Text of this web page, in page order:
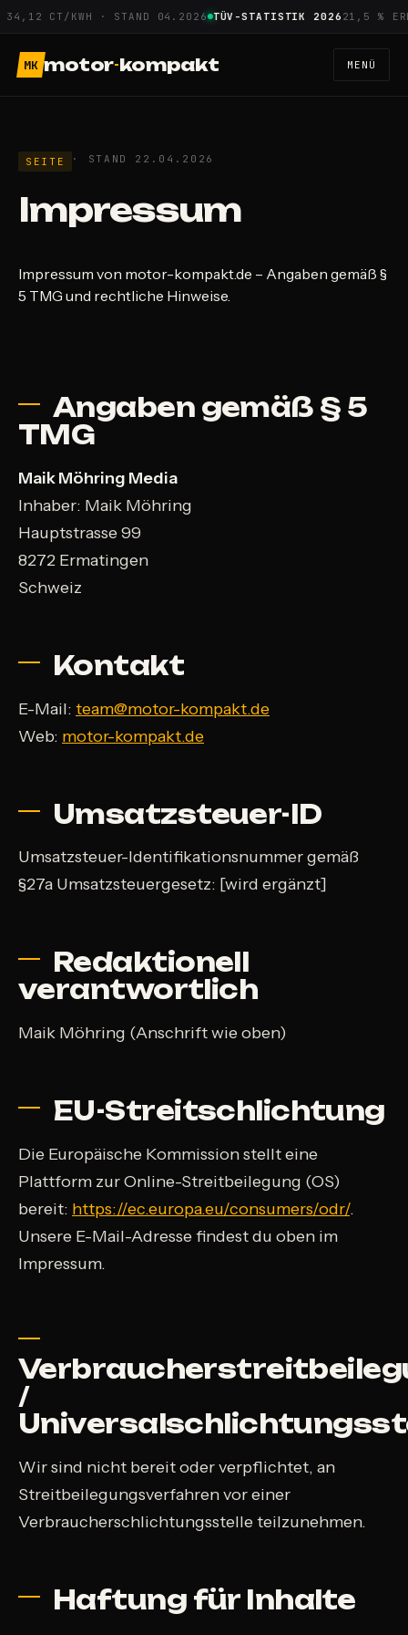
Zum
Inhalt
springen
CT/KWH · STAND 04.2026 TÜV-STATISTIK 202621,5 %
MK motor-kompakt MENÜ
SEITE · STAND 22.04.2026
Impressum
Impressum von motor-kompakt.de – Angaben gemäß §
5 TMG und rechtliche Hinweise.
Angaben gemäß § 5
TMG
Maik Möhring Media
Inhaber: Maik Möhring
Hauptstrasse 99
8272 Ermatingen
Schweiz
Kontakt
E-Mail: team@motor-kompakt.de
Web: motor-kompakt.de
Umsatzsteuer-ID
Umsatzsteuer-Identifikationsnummer gemäß
§27a Umsatzsteuergesetz: [wird ergänzt]
Redaktionell
verantwortlich
Maik Möhring (Anschrift wie oben)
EU-Streitschlichtung
Die Europäische Kommission stellt eine
Plattform zur Online-Streitbeilegung (OS)
bereit: https://ec.europa.eu/consumers/odr/.
Unsere E-Mail-Adresse findest du oben im
Impressum.
/
Wir sind nicht bereit oder verpflichtet, an
Streitbeilegungsverfahren vor einer
Verbraucherschlichtungsstelle teilzunehmen.
Haftung für Inhalte